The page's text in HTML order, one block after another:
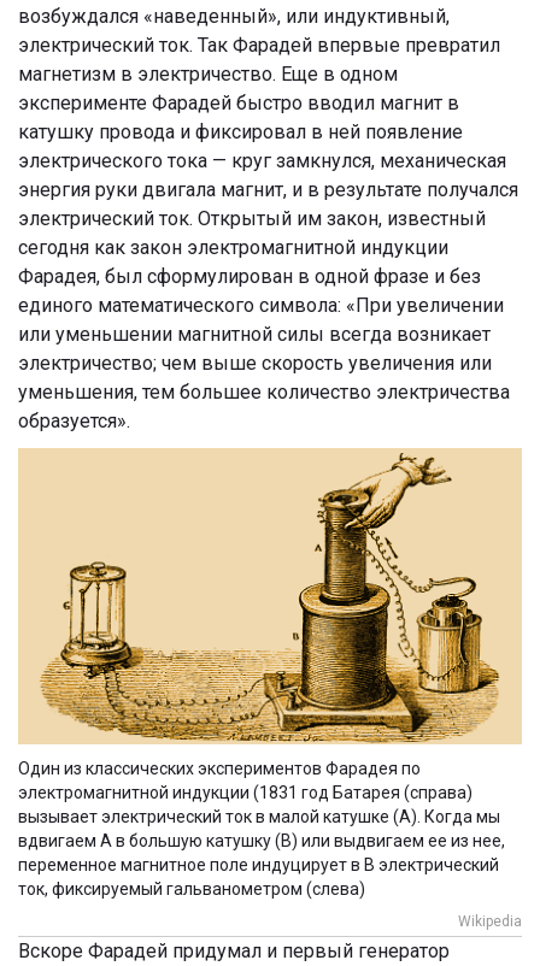
возбуждался «наведенный», или индуктивный,
электрический ток. Так Фарадей впервые превратил
магнетизм в электричество. Еще в одном
эксперименте Фарадей быстро вводил магнит в
катушку провода и фиксировал в ней появление
электрического тока — круг замкнулся, механическая
энергия руки двигала магнит, и в результате получался
электрический ток. Открытый им закон, известный
сегодня как закон электромагнитной индукции
Фарадея, был сформулирован в одной фразе и без
единого математического символа: «При увеличении
или уменьшении магнитной силы всегда возникает
электричество; чем выше скорость увеличения или
уменьшения, тем большее количество электричества
образуется».
Один из классических экспериментов Фарадея по
электромагнитной индукции (1831 год Батарея (справа)
вызывает электрический ток в малой катушке (А). Когда мы
вдвигаем А в большую катушку (В) или выдвигаем ее из нее,
переменное магнитное поле индуцирует в В электрический
ток, фиксируемый гальванометром (слева)
Wikipedia
Вскоре Фарадей придумал и первый генератор